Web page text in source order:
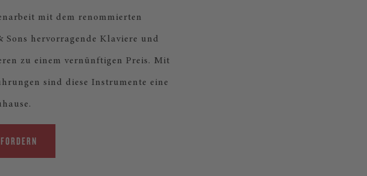
mit dem renommierten
hervorragende Klaviere und
zu einem vernünftigen Preis. Mit
sind diese Instrumente eine